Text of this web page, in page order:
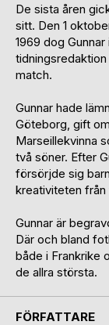
De sista åren
sitt. Den 1
1969 dog
match.
Gunnar hade
Göteborg, gift
Marseillekvinna
två söner. Efter
försörjde sig
kreativiteten från
Gunnar är
Där och bland
både i Frankrike
de allra största.
FÖRFATTARE